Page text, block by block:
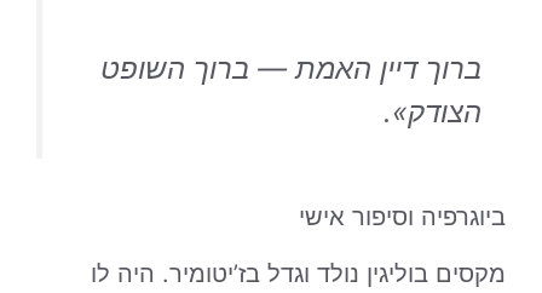
ברוך דיין האמת — ברוך השופט
הצודק».
ביוגרפיה וסיפור אישי
מקסים בוליגין נולד וגדל בז’יטומיר. היה לו